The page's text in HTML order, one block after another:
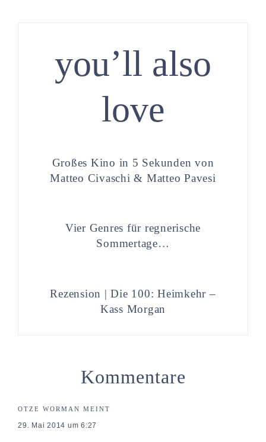
you’ll also
love
Großes Kino in 5 Sekunden von
Matteo Civaschi & Matteo Pavesi
Vier Genres für regnerische
Sommertage…
Rezension | Die 100: Heimkehr –
Kass Morgan
Kommentare
OTZE WORMAN MEINT
29. Mai 2014 um 6:27